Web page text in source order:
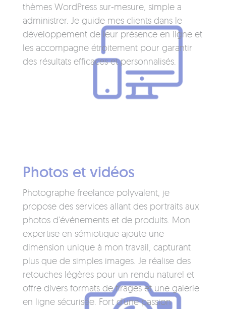
thèmes WordPress sur-mesure, simple a
administrer. Je guide mes clients dans le
développement de leur présence en ligne et
les accompagne étroitement pour garantir
des résultats efficaces et personnalisés.
Photos et vidéos
Photographe freelance polyvalent, je
propose des services allant des portraits aux
photos d’événements et de produits. Mon
expertise en sémiotique ajoute une
dimension unique à mon travail, capturant
plus que de simples images. Je réalise des
retouches légères pour un rendu naturel et
offre divers formats de tirages et une galerie
en ligne sécurisée. Fort d’une passion